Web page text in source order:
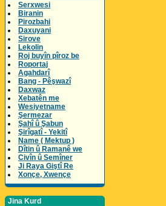
Serxwesi
Biranin
Pirozbahi
Daxuyani
Sirove
Lekolin
Roj buyîn pîroz be
Roportaj
Agahdarî
Bang - Pêşwazî
Daxwaz
Xebatên me
Wesiyetname
Şermezar
Şahî û Şabun
Şirîgatî - Yekitî
Name ( Mektup )
Dîtin û Ramanê we
Civîn û Semîner
Ji Raya Giştî Re
Xonçe, Xwençe
Jina Kurd